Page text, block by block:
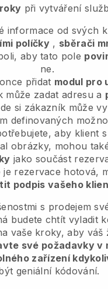
při vytváření
informace od svých
políčky , sběrači
aby tato pole
ne.
přidat modul pro
může zadat adresu a
si zákazník může
definovaných
aby klient s
obrázky, mohou
jako součást
je rezervace hotová,
podpis vašeho
s prodejem
budete chtít vyladit
vaše kroky, aby váš
své požadavky v
zařízení
geniální kódování.